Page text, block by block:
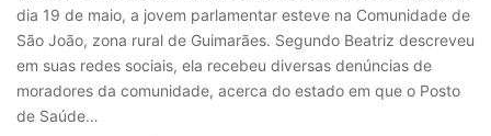
dia 19 de maio, a jovem parlamentar esteve na Comunidade de
São João, zona rural de Guimarães. Segundo Beatriz descreveu
em suas redes sociais, ela recebeu diversas denúncias de
moradores da comunidade, acerca do estado em que o Posto
de Saúde…